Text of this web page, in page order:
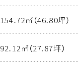
154.72㎡（46.80坪）
92.12㎡（27.87坪）